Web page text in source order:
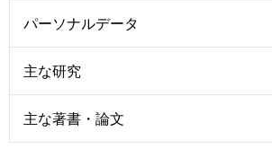
パーソナルデータ
主な研究
主な著書・論文